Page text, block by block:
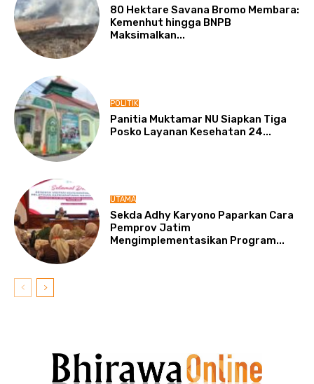
80 Hektare Savana Bromo Membara:
Kemenhut hingga BNPB
Maksimalkan...
POLITIK
Panitia Muktamar NU Siapkan Tiga
Posko Layanan Kesehatan 24...
UTAMA
Sekda Adhy Karyono Paparkan Cara
Pemprov Jatim
Mengimplementasikan Program...